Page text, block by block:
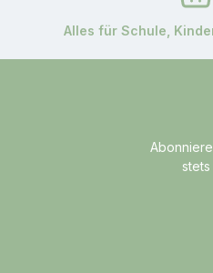
Alles für Schule,